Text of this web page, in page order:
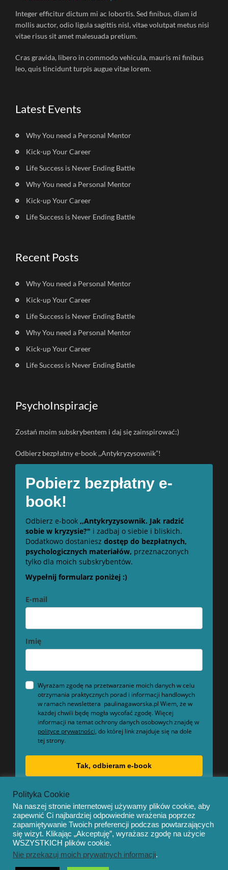
Integer efficitur dictum mi ac lobortis. Sed finibus, diam id
mollis auctor, odio ligula sagittis nisl, vitae volutpat metus nisi
vitae risus sit amet malesuada pretium.
Cras gravida, libero in commodo vehicula, mauris mi finibus
leo, quis tincidunt turpis augue vitae lorem.
Latest Events
Why You need a Personal Mentor
Kick-up Your Career
Life Success is Never Ending Battle
Why You need a Personal Mentor
Kick-up Your Career
Life Success is Never Ending Battle
Recent Posts
Why You need a Personal Mentor
Kick-up Your Career
Life Success is Never Ending Battle
Why You need a Personal Mentor
Kick-up Your Career
Life Success is Never Ending Battle
PsychoInspiracje
Zostań moim subskrybentem i daj się zainspirować:)
Odbierz bezpłatny e-book ,,Antykryzysownik”!
Pobierz bezpłatny e-
book!
Odbierz e-book ,,Antykryzysownik. Jak radzić
sobie w kryzysie?" i zadbaj o siebie i bliskich.
Dodatkowo dostaniesz dostęp do bezpłatnych,
psychologicznych materiałów, przeznaczonych
tylko dla moich subskrybentów.
Wypełnij formularz poniżej :)
E-mail
Imię
Wyrażam zgodę na przetwarzanie moich danych w celu
otrzymania praktycznych porad i informacji handlowych
w ramach newslettera paulinagaworska.pl Wiem, że w
każdej chwili będę mogła wycofać zgodę. Więcej
informacji na temat ochrony danych osobowych znajdę w
polityce prywatności, do której link znajduje się na dole
tej strony.
Tak, odbieram e-book
© Copyright 2020 – Mentor by OceanThemes
Polityka Cookie
Na naszej stronie internetowej używamy plików cookie, aby
zapewnić Ci najbardziej odpowiednie wrażenia poprzez
zapamiętywanie Twoich preferencji podczas powtarzających
się wizyt. Klikając „Akceptuję”, wyrażasz zgodę na użycie
WSZYSTKICH plików cookie.
Nie przekazuj moich prywatnych informacji.